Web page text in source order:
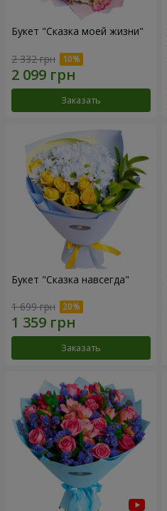
Букет "Сказка моей жизни"
2 332 грн
Заказать
Букет "Сказка навсегда"
1 699 грн
Заказать